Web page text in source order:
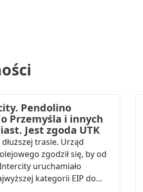
Pendolino
Przemyśla i innych
Jest zgoda UTK
trasie. Urząd
zgodził się, by od
uruchamiało
kategorii EIP do…